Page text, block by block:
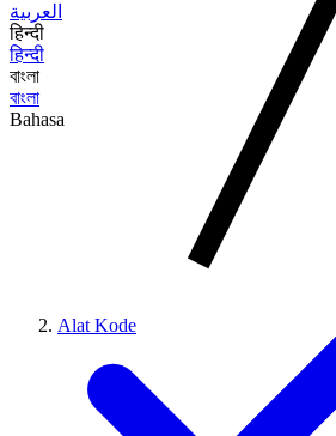
العربية
हिन्दी
हिन्दी
বাংলা
বাংলা
Bahasa
Alat Kode